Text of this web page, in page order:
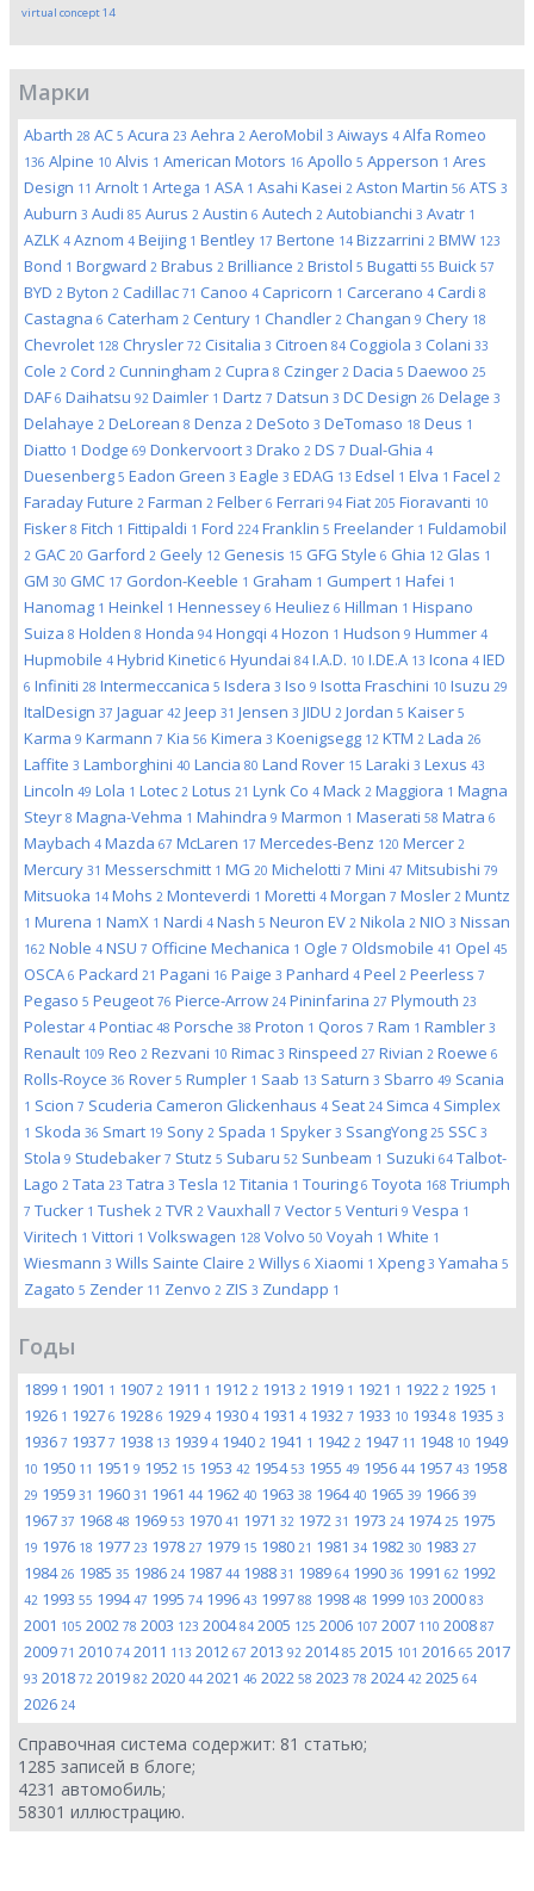
virtual concept14
Марки
Abarth 28 AC 5 Acura 23 Aehra 2 AeroMobil 3 Aiways 4 Alfa Romeo
136 Alpine 10 Alvis 1 American Motors 16 Apollo 5 Apperson 1 Ares
Design 11 Arnolt 1 Artega 1 ASA 1 Asahi Kasei 2 Aston Martin 56 ATS 3
Auburn 3 Audi 85 Aurus 2 Austin 6 Autech 2 Autobianchi 3 Avatr 1
AZLK 4 Aznom 4 Beijing 1 Bentley 17 Bertone 14 Bizzarrini 2 BMW 123
Bond 1 Borgward 2 Brabus 2 Brilliance 2 Bristol 5 Bugatti 55 Buick 57
BYD 2 Byton 2 Cadillac 71 Canoo 4 Capricorn 1 Carcerano 4 Cardi 8
Castagna 6 Caterham 2 Century 1 Chandler 2 Changan 9 Chery 18
Chevrolet 128 Chrysler 72 Cisitalia 3 Citroen 84 Coggiola 3 Colani 33
Cole 2 Cord 2 Cunningham 2 Cupra 8 Czinger 2 Dacia 5 Daewoo 25
DAF 6 Daihatsu 92 Daimler 1 Dartz 7 Datsun 3 DC Design 26 Delage 3
Delahaye 2 DeLorean 8 Denza 2 DeSoto 3 DeTomaso 18 Deus 1
Diatto 1 Dodge 69 Donkervoort 3 Drako 2 DS 7 Dual-Ghia 4
Duesenberg 5 Eadon Green 3 Eagle 3 EDAG 13 Edsel 1 Elva 1 Facel 2
Faraday Future 2 Farman 2 Felber 6 Ferrari 94 Fiat 205 Fioravanti 10
Fisker 8 Fitch 1 Fittipaldi 1 Ford 224 Franklin 5 Freelander 1 Fuldamobil
2 GAC 20 Garford 2 Geely 12 Genesis 15 GFG Style 6 Ghia 12 Glas 1
GM 30 GMC 17 Gordon-Keeble 1 Graham 1 Gumpert 1 Hafei 1
Hanomag 1 Heinkel 1 Hennessey 6 Heuliez 6 Hillman 1 Hispano
Suiza 8 Holden 8 Honda 94 Hongqi 4 Hozon 1 Hudson 9 Hummer 4
Hupmobile 4 Hybrid Kinetic 6 Hyundai 84 I.A.D. 10 I.DE.A 13 Icona 4 IED
6 Infiniti 28 Intermeccanica 5 Isdera 3 Iso 9 Isotta Fraschini 10 Isuzu 29
ItalDesign 37 Jaguar 42 Jeep 31 Jensen 3 JIDU 2 Jordan 5 Kaiser 5
Karma 9 Karmann 7 Kia 56 Kimera 3 Koenigsegg 12 KTM 2 Lada 26
Laffite 3 Lamborghini 40 Lancia 80 Land Rover 15 Laraki 3 Lexus 43
Lincoln 49 Lola 1 Lotec 2 Lotus 21 Lynk Co 4 Mack 2 Maggiora 1 Magna
Steyr 8 Magna-Vehma 1 Mahindra 9 Marmon 1 Maserati 58 Matra 6
Maybach 4 Mazda 67 McLaren 17 Mercedes-Benz 120 Mercer 2
Mercury 31 Messerschmitt 1 MG 20 Michelotti 7 Mini 47 Mitsubishi 79
Mitsuoka 14 Mohs 2 Monteverdi 1 Moretti 4 Morgan 7 Mosler 2 Muntz
1 Murena 1 NamX 1 Nardi 4 Nash 5 Neuron EV 2 Nikola 2 NIO 3 Nissan
162 Noble 4 NSU 7 Officine Mechanica 1 Ogle 7 Oldsmobile 41 Opel 45
OSCA 6 Packard 21 Pagani 16 Paige 3 Panhard 4 Peel 2 Peerless 7
Pegaso 5 Peugeot 76 Pierce-Arrow 24 Pininfarina 27 Plymouth 23
Polestar 4 Pontiac 48 Porsche 38 Proton 1 Qoros 7 Ram 1 Rambler 3
Renault 109 Reo 2 Rezvani 10 Rimac 3 Rinspeed 27 Rivian 2 Roewe 6
Rolls-Royce 36 Rover 5 Rumpler 1 Saab 13 Saturn 3 Sbarro 49 Scania
1 Scion 7 Scuderia Cameron Glickenhaus 4 Seat 24 Simca 4 Simplex
1 Skoda 36 Smart 19 Sony 2 Spada 1 Spyker 3 SsangYong 25 SSC 3
Stola 9 Studebaker 7 Stutz 5 Subaru 52 Sunbeam 1 Suzuki 64 Talbot-
Lago 2 Tata 23 Tatra 3 Tesla 12 Titania 1 Touring 6 Toyota 168 Triumph
7 Tucker 1 Tushek 2 TVR 2 Vauxhall 7 Vector 5 Venturi 9 Vespa 1
Viritech 1 Vittori 1 Volkswagen 128 Volvo 50 Voyah 1 White 1
Wiesmann 3 Wills Sainte Claire 2 Willys 6 Xiaomi 1 Xpeng 3 Yamaha 5
Zagato 5 Zender 11 Zenvo 2 ZIS 3 Zundapp 1
Годы
1899 1 1901 1 1907 2 1911 1 1912 2 1913 2 1919 1 1921 1 1922 2 1925 1
1926 1 1927 6 1928 6 1929 4 1930 4 1931 4 1932 7 1933 10 19348 1935 3
1936 7 1937 7 1938 13 1939 4 1940 2 1941 1 1942 2 1947 11 1948 10 1949
10 1950 11 1951 9 1952 15 1953 42 195453 1955 49 1956 44 1957 43 1958
29 1959 31 1960 31 1961 44 1962 40 1963 38 196440 1965 39 1966 39
1967 37 1968 48 1969 53 1970 41 1971 32 1972 31 1973 24 197425 1975
19 1976 18 1977 23 1978 27 1979 15 1980 21 1981 34 1982 30 1983 27
198426 1985 35 1986 24 1987 44 1988 31 1989 64 1990 36 1991 62 1992
42 1993 55 199447 1995 74 1996 43 1997 88 1998 48 1999 103 2000 83
2001 105 2002 78 2003 123 200484 2005 125 2006 107 2007 110 2008 87
2009 71 2010 74 2011 113 2012 67 2013 92 201485 2015 101 2016 65 2017
93 2018 72 2019 82 2020 44 2021 46 2022 58 2023 78 202442 2025 64
2026 24
Справочная система содержит: 81 статью;
1285 записей в блоге;
4231 автомобиль;
58301 иллюстрацию.